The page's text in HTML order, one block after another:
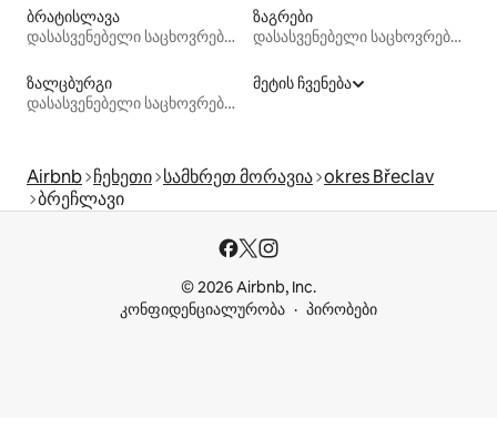
ბრატისლავა
დასასვენებელი საცხოვრებლები
ზაგრები
დასასვენებელი საცხოვრებლები
ზალცბურგი
დასასვენებელი საცხოვრებლები
მეტის ჩვენება
Airbnb ჩეხეთი სამხრეთ მორავია okres Břeclav
ბრეჩლავი
© 2026 Airbnb, Inc.
კონფიდენციალურობა
პირობები